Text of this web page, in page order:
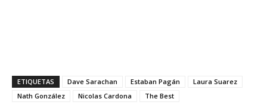
ETIQUETAS Dave Sarachan Estaban Pagán
Laura Suarez
Nath González
Nicolas Cardona The Best